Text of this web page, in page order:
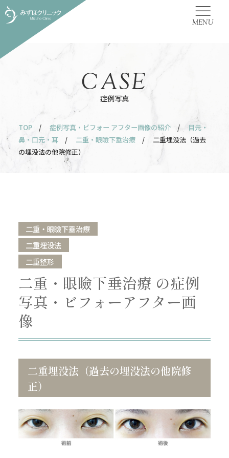
MENU
症例写真
CASE
TOP / 症例写真・ビフォー アフター画像の紹介 /
目元・
鼻・口元・耳
/ 二重・眼瞼下垂治療
/ 二重埋没法（過去
の埋没法の他院修正）
二重・眼瞼下垂治療
二重埋没法
二重整形
二重・眼瞼下垂治療 の症例
写真・ビフォーアフター画
像
二重埋没法（過去の埋没法の他院修
正）